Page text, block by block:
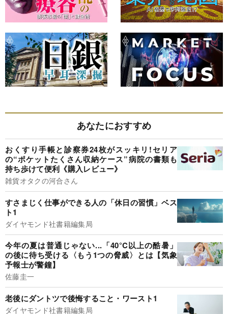
あなたにおすすめ
おくすり手帳と診察券24枚がスッキリ!セリア
の“ポケットたくさん収納ケース”病院の書類も
持ち歩けて便利《購入レビュー》
雑貨オタクの河合さん
すさまじく仕事ができる人の「休日の習慣」ベス
ト1
ダイヤモンド社書籍編集局
今年の夏は普通じゃない...「40°C以上の酷暑」
の後に待ち受ける〈もう1つの脅威〉とは【気象
予報士が警鐘】
佐藤圭一
老後にダントツで後悔すること・ワースト1
ダイヤモンド社書籍編集局